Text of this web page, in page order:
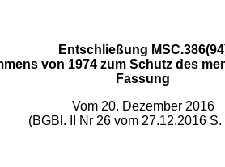
Entschließung
von 1974 zum Schutz des
Fassung
Vom 20. Dezember 2016
(BGBl. II Nr 26 vom 27.12.2016 S.